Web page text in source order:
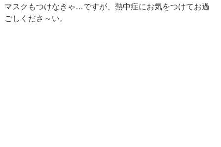
マスクもつけなきゃ…ですが、熱中症にお気をつけてお過
ごしくださ～い。